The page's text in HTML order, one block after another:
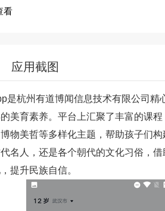
看
应用截图
是杭州有道博闻信息技术有限公司精
美育素养。平台上汇聚了丰富的课
物美哲等多样化主题，帮助孩子们
名人，还是各个朝代的文化习俗，
提升民族自信。